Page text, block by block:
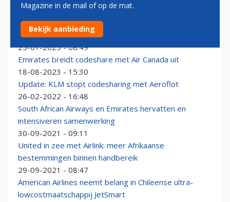
SAS en Air Europa vergroten netwerk door nieuwe
codesharing
25-01-2025 - 08:49
Emirates breidt codeshare met Air Canada uit
18-08-2023 - 15:30
Update: KLM stopt codesharing met Aeroflot
26-02-2022 - 16:48
South African Airways en Emirates hervatten en
intensiveren samenwerking
30-09-2021 - 09:11
United in zee met Airlink: meer Afrikaanse
bestemmingen binnen handbereik
29-09-2021 - 08:47
American Airlines neemt belang in Chileense ultra-
lowcostmaatschappij JetSmart
Magazine in de mail of op de mat.
Bekijk aanbieding